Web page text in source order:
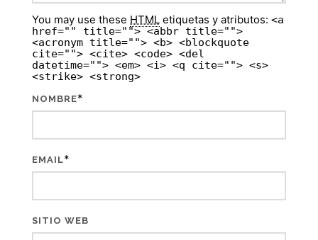
You may use these HTML etiquetas y atributos: <a
href="" title=""> <abbr title="">
<acronym title=""> <b> <blockquote
cite=""> <cite> <code> <del
datetime=""> <em> <i> <q cite=""> <s>
<strike> <strong>
NOMBRE*
EMAIL*
SITIO WEB